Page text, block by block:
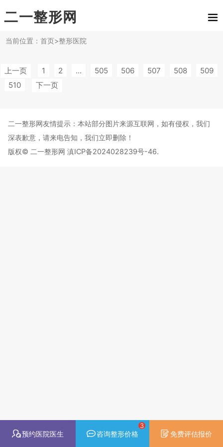
二一整形网
当前位置：首页>整形医院
上一页 1 2 ... 505 506 507 508
509
510
下一页
二一整形网友情提示： 本站部分图片来源互联网，如有侵权，我们
深表歉意，请来电告知，我们立即删除！
版权© 二一整形网 滇ICP备2024028239号-46.
预约医院医生 咨询整形价格
3
免费评估报价